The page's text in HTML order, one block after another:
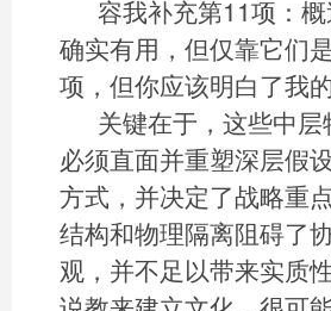
容我补充第11项：
确实有用，但仅靠它们
项，但你应该明白了我的
关键在于，这些中
必须直面并重塑深层假
方式，并决定了战略重
结构和物理隔离阻碍了
观，并不足以带来实质